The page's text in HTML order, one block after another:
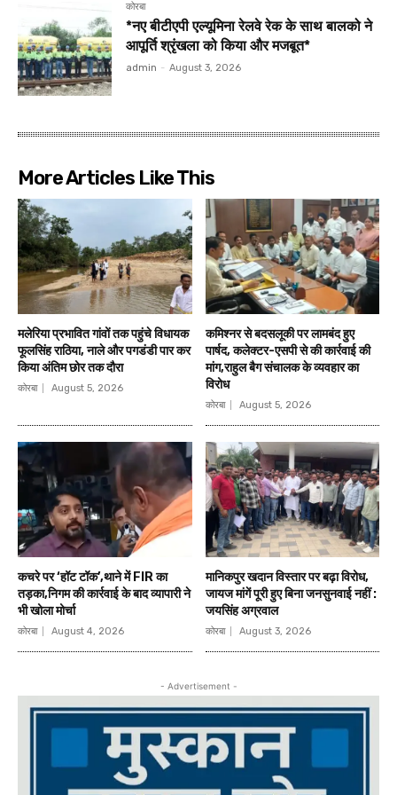
कोरबा
*नए बीटीएपी एल्यूमिना रेलवे रेक के साथ बालको ने
आपूर्ति श्रृंखला को किया और मजबूत*
admin - August 3, 2026
More Articles Like This
मलेरिया प्रभावित गांवों तक पहुंचे विधायक
फूलसिंह राठिया, नाले और पगडंडी पार कर
किया अंतिम छोर तक दौरा
कोरबा August 5, 2026
कमिश्नर से बदसलूकी पर लामबंद हुए
पार्षद, कलेक्टर-एसपी से की कार्रवाई की
मांग,राहुल बैग संचालक के व्यवहार का
विरोध
कोरबा August 5, 2026
कचरे पर ‘हॉट टॉक’,थाने में FIR का
तड़का,निगम की कार्रवाई के बाद व्यापारी ने
भी खोला मोर्चा
कोरबा August 4, 2026
मानिकपुर खदान विस्तार पर बढ़ा विरोध,
जायज मांगें पूरी हुए बिना जनसुनवाई नहीं :
जयसिंह अग्रवाल
कोरबा August 3, 2026
- Advertisement -